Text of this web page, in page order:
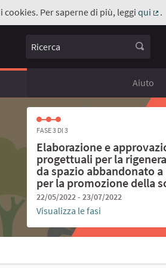
Per saperne di più, leggi qui
.
Ricerca
Aiuto
FASE 3 DI 3
Elaborazione e
progettuali per la
da spazio abbandonato
per la promozione della
22/05/2022 - 23/07/2022
Visualizza le fasi